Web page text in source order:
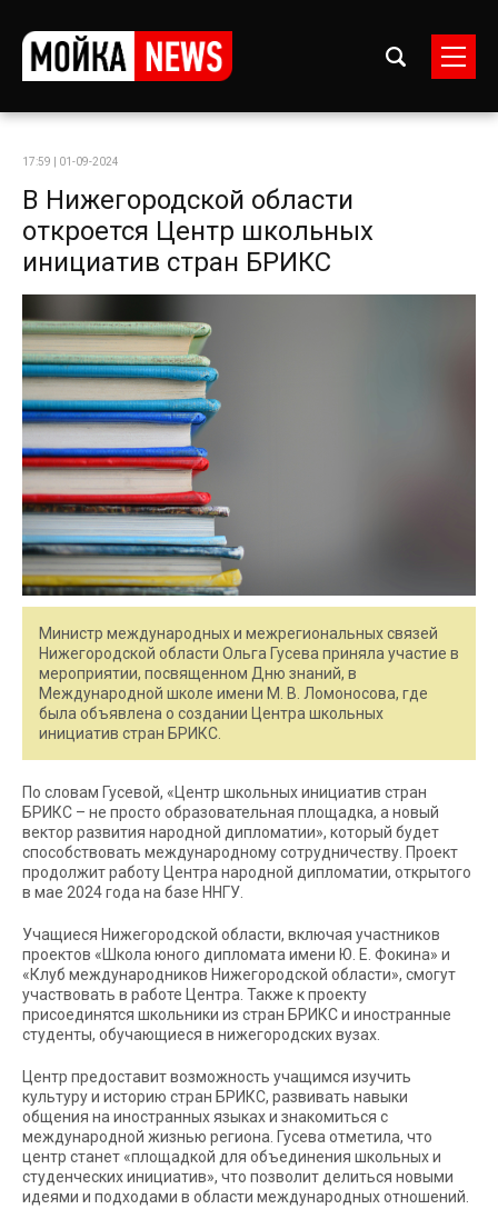
17:59 | 01-09-2024
В Нижегородской области
откроется Центр школьных
инициатив стран БРИКС
Министр международных и межрегиональных связей
Нижегородской области Ольга Гусева приняла участие в
мероприятии, посвященном Дню знаний, в
Международной школе имени М. В. Ломоносова, где
была объявлена о создании Центра школьных
инициатив стран БРИКС.
По словам Гусевой, «Центр школьных инициатив стран
БРИКС – не просто образовательная площадка, а новый
вектор развития народной дипломатии», который будет
способствовать международному сотрудничеству. Проект
продолжит работу Центра народной дипломатии, открытого
в мае 2024 года на базе ННГУ.
Учащиеся Нижегородской области, включая участников
проектов «Школа юного дипломата имени Ю. Е. Фокина» и
«Клуб международников Нижегородской области», смогут
участвовать в работе Центра. Также к проекту
присоединятся школьники из стран БРИКС и иностранные
студенты, обучающиеся в нижегородских вузах.
Центр предоставит возможность учащимся изучить
культуру и историю стран БРИКС, развивать навыки
общения на иностранных языках и знакомиться с
международной жизнью региона. Гусева отметила, что
центр станет «площадкой для объединения школьных и
студенческих инициатив», что позволит делиться новыми
идеями и подходами в области международных отношений.